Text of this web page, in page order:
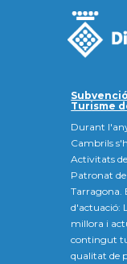
Turisme
Durant
Cambrils
Activitats
Patronat
Tarragona.
d'actuació:
millora i
contingut
qualitat de